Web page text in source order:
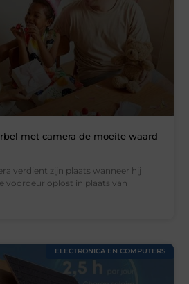
met camera de moeite waard
verdient zijn plaats wanneer hij
voordeur oplost in plaats van
ELECTRONICA EN COMPUTERS